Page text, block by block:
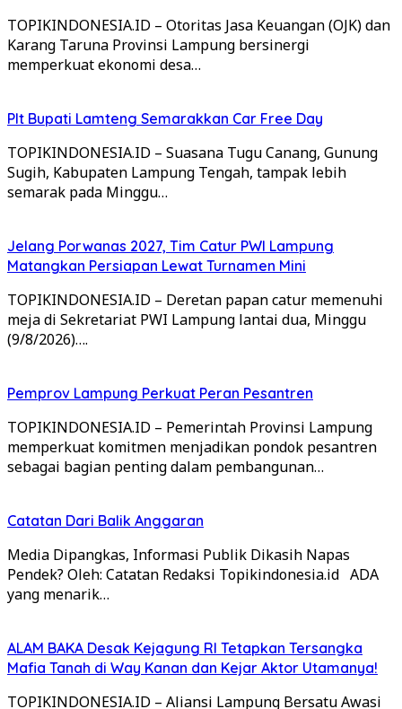
TOPIKINDONESIA.ID – Otoritas Jasa Keuangan (OJK) dan
Karang Taruna Provinsi Lampung bersinergi
memperkuat ekonomi desa…
Plt Bupati Lamteng Semarakkan Car Free Day
TOPIKINDONESIA.ID – Suasana Tugu Canang, Gunung
Sugih, Kabupaten Lampung Tengah, tampak lebih
semarak pada Minggu…
Jelang Porwanas 2027, Tim Catur PWI Lampung
Matangkan Persiapan Lewat Turnamen Mini
TOPIKINDONESIA.ID – Deretan papan catur memenuhi
meja di Sekretariat PWI Lampung lantai dua, Minggu
(9/8/2026)….
Pemprov Lampung Perkuat Peran Pesantren
TOPIKINDONESIA.ID – Pemerintah Provinsi Lampung
memperkuat komitmen menjadikan pondok pesantren
sebagai bagian penting dalam pembangunan…
Catatan Dari Balik Anggaran
Media Dipangkas, Informasi Publik Dikasih Napas
Pendek? Oleh: Catatan Redaksi Topikindonesia.id ADA
yang menarik…
ALAM BAKA Desak Kejagung RI Tetapkan Tersangka
Mafia Tanah di Way Kanan dan Kejar Aktor Utamanya!
TOPIKINDONESIA.ID – Aliansi Lampung Bersatu Awasi